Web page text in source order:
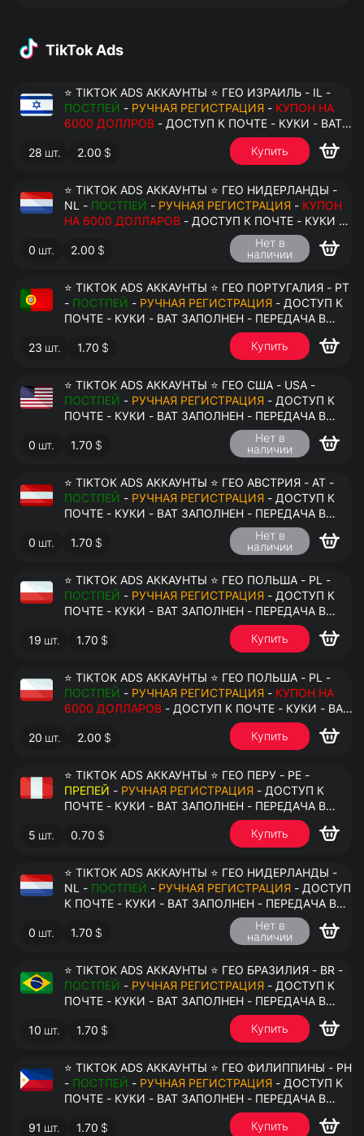
TikTok Ads
⭐ TIKTOK ADS АККАУНТЫ ⭐ ГЕО ИЗРАИЛЬ - IL -
ПОСТПЕЙ - РУЧНАЯ РЕГИСТРАЦИЯ - КУПОН НА
6000 ДОЛЛРОВ
ЗАПОЛНЕН - ПЕРЕДАЧА В АНТИДЕТЕКТ
28 шт. 2.00 $ Купить
⭐ TIKTOK ADS АККАУНТЫ ⭐ ГЕО НИДЕРЛАНДЫ -
NL - ПОСТПЕЙ - РУЧНАЯ РЕГИСТРАЦИЯ - КУПОН
НА 6000 ДОЛЛАРОВ - ДОСТУП К ПОЧТЕ - КУКИ -
ВАТ ЗАПОЛНЕН - ПЕРЕДАЧА В АНТИДЕТЕКТ
0 шт. 2.00 $
Нет в
наличии
⭐ TIKTOK ADS АККАУНТЫ ⭐ ГЕО ПОРТУГАЛИЯ - PT
- ПОСТПЕЙ - РУЧНАЯ РЕГИСТРАЦИЯ
ПОЧТЕ - КУКИ - ВАТ ЗАПОЛНЕН - ПЕРЕДАЧА В
23 шт. 1.70 $ Купить
⭐ TIKTOK ADS АККАУНТЫ ⭐ ГЕО США - USA -
ПОСТПЕЙ - РУЧНАЯ РЕГИСТРАЦИЯ - ДОСТУП К
ПОЧТЕ - КУКИ - ВАТ ЗАПОЛНЕН - ПЕРЕДАЧА В
0 шт. 1.70 $
Нет в
наличии
⭐ TIKTOK ADS АККАУНТЫ ⭐ ГЕО АВСТРИЯ - AT -
ПОСТПЕЙ - РУЧНАЯ РЕГИСТРАЦИЯ - ДОСТУП К
ПОЧТЕ - КУКИ - ВАТ ЗАПОЛНЕН - ПЕРЕДАЧА В
0 шт. 1.70 $
Нет в
наличии
⭐ TIKTOK ADS АККАУНТЫ ⭐ ГЕО ПОЛЬША - PL -
ПОСТПЕЙ - РУЧНАЯ РЕГИСТРАЦИЯ - ДОСТУП К
ПОЧТЕ - КУКИ - ВАТ ЗАПОЛНЕН - ПЕРЕДАЧА В
19 шт. 1.70 $ Купить
⭐ TIKTOK ADS АККАУНТЫ ⭐ ГЕО ПОЛЬША - PL -
ПОСТПЕЙ - РУЧНАЯ РЕГИСТРАЦИЯ - КУПОН НА
6000 ДОЛЛАРОВ - ДОСТУП К ПОЧТЕ - КУКИ - ВАТ
ЗАПОЛНЕН - ПЕРЕДАЧА В АНТИДЕТЕКТ
20 шт. 2.00 $ Купить
⭐ TIKTOK ADS АККАУНТЫ ⭐ ГЕО ПЕРУ - PE -
ПРЕПЕЙ - РУЧНАЯ РЕГИСТРАЦИЯ - ДОСТУП К
ПОЧТЕ - КУКИ - ВАТ ЗАПОЛНЕН - ПЕРЕДАЧА В
5 шт. 0.70 $ Купить
⭐ TIKTOK ADS АККАУНТЫ ⭐ ГЕО НИДЕРЛАНДЫ -
NL - ПОСТПЕЙ - РУЧНАЯ РЕГИСТРАЦИЯ - ДОСТУП
К ПОЧТЕ - КУКИ - ВАТ ЗАПОЛНЕН - ПЕРЕДАЧА В
0 шт. 1.70 $
Нет в
наличии
⭐ TIKTOK ADS АККАУНТЫ ⭐ ГЕО БРАЗИЛИЯ - BR -
ПОСТПЕЙ - РУЧНАЯ РЕГИСТРАЦИЯ - ДОСТУП К
ПОЧТЕ - КУКИ - ВАТ ЗАПОЛНЕН - ПЕРЕДАЧА В
10 шт. 1.70 $ Купить
⭐ TIKTOK ADS АККАУНТЫ ⭐ ГЕО ФИЛИППИНЫ - PH
- ПОСТПЕЙ - РУЧНАЯ РЕГИСТРАЦИЯ - ДОСТУП К
ПОЧТЕ - КУКИ - ВАТ ЗАПОЛНЕН - ПЕРЕДАЧА В
91 шт. 1.70 $ Купить